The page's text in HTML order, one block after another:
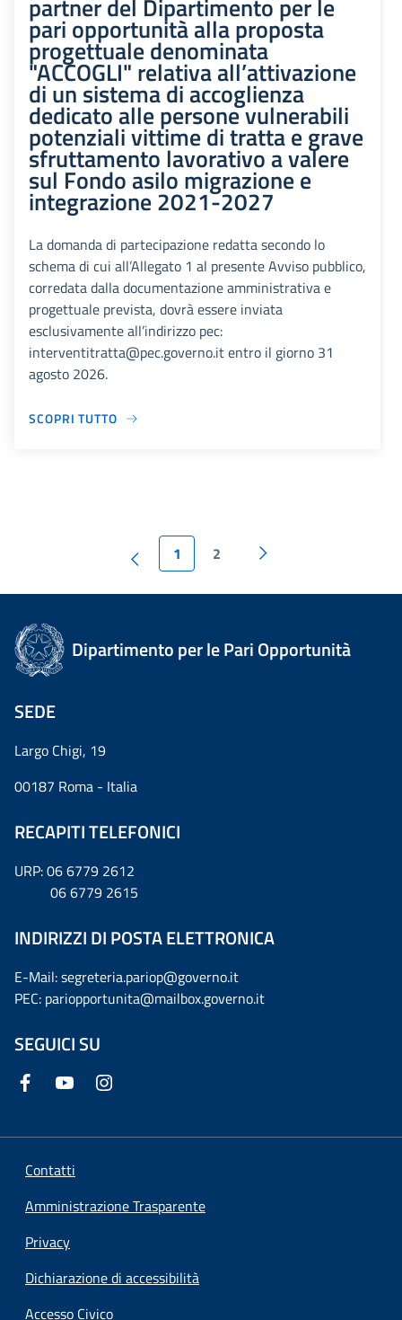
partner del Dipartimento per le
pari opportunità alla proposta
progettuale denominata
"ACCOGLI" relativa all’attivazione
di un sistema di accoglienza
dedicato alle persone vulnerabili
potenziali vittime di tratta e grave
sfruttamento lavorativo a valere
sul Fondo asilo migrazione e
integrazione 2021-2027
La domanda di partecipazione redatta secondo lo
schema di cui all’Allegato 1 al presente Avviso pubblico,
corredata dalla documentazione amministrativa e
progettuale prevista, dovrà essere inviata
esclusivamente all’indirizzo pec:
interventitratta@pec.governo.it entro il giorno 31
agosto 2026.
SCOPRI TUTTO
1 2
Dipartimento per le Pari Opportunità
SEDE
Largo Chigi, 19
00187 Roma - Italia
RECAPITI TELEFONICI
URP: 06 6779 2612
06 6779 2615
INDIRIZZI DI POSTA ELETTRONICA
E-Mail: segreteria.pariop@governo.it
PEC: pariopportunita@mailbox.governo.it
SEGUICI SU
Contatti
Amministrazione Trasparente
Privacy
Dichiarazione di accessibilità
Accesso Civico